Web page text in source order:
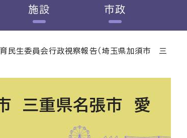
施設 市政
民生委員会行政視察報告（埼玉県加須市 三
三重県名張市 愛